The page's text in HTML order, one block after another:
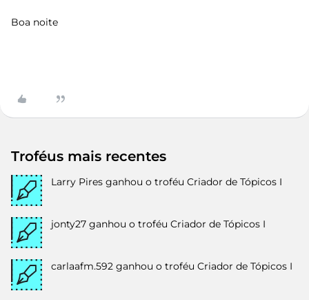
Boa noite
Troféus mais recentes
Larry Pires ganhou o troféu Criador de Tópicos I
jonty27 ganhou o troféu Criador de Tópicos I
carlaafm.592 ganhou o troféu Criador de Tópicos I